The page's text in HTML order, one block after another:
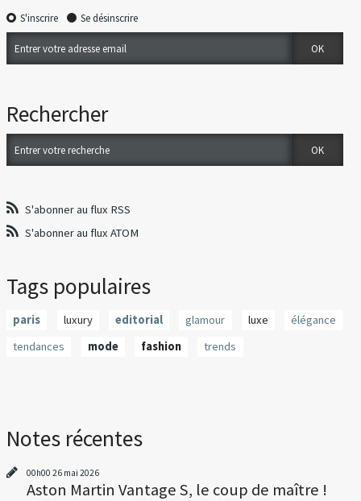
S'inscrire Se désinscrire
Rechercher
S'abonner au flux RSS
S'abonner au flux ATOM
Tags populaires
paris luxury editorial glamour luxe
élégance
tendances
mode fashion trends
Notes récentes
00h00 26 mai 2026
Aston Martin Vantage S, le coup de maître !